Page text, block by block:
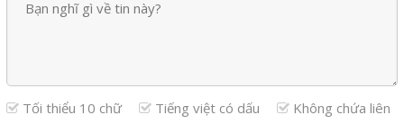
Tối thiểu 10 chữ Tiếng việt có dấu
Không chứa liên